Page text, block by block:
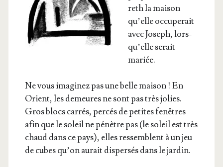
reth la mai­son
qu’elle occu­pe­rait
avec Joseph, lors­
qu’elle serait
mariée.
Ne vous ima­gi­nez pas une belle mai­son ! En
Orient, les demeures ne sont pas très jolies.
Gros blocs car­rés, per­cés de petites fenêtres
afin que le soleil ne pénètre pas (le soleil est très
chaud dans ce pays), elles res­semblent à un jeu
de cubes qu’on aurait dis­per­sés dans le jardin.